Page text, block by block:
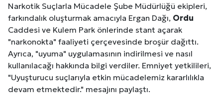
Narkotik Suçlarla Mücadele Şube Müdürlüğü ekipleri,
farkındalık oluşturmak amacıyla Ergan Dağı, Ordu
Caddesi ve Kulem Park önlerinde stant açarak
"narkonokta" faaliyeti çerçevesinde broşür dağıttı.
Ayrıca, "uyuma" uygulamasının indirilmesi ve nasıl
kullanılacağı hakkında bilgi verdiler. Emniyet yetkilileri,
"Uyuşturucu suçlarıyla etkin mücadelemiz kararlılıkla
devam etmektedir." mesajını paylaştı.